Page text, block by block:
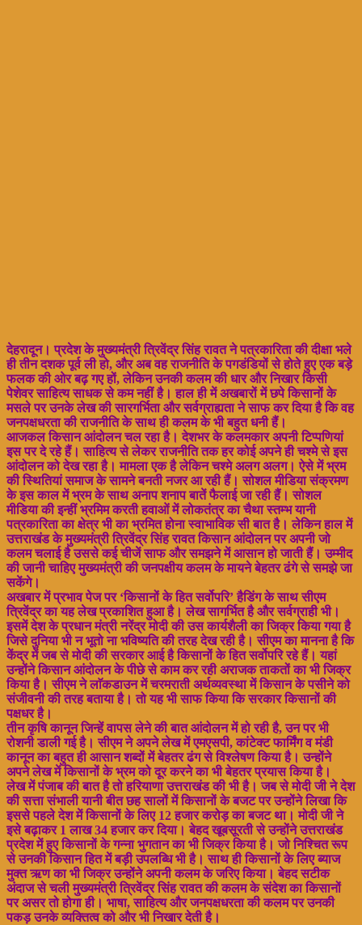
देहरादून। प्रदेश के मुख्यमंत्री त्रिवेंद्र सिंह रावत ने पत्रकारिता की दीक्षा भले
ही तीन दशक पूर्व ली हो, और अब वह राजनीति के पगडंडियों से होते हुए एक बड़े
फलक की ओर बढ़ गए हों, लेकिन उनकी कलम की धार और निखार किसी
पेशेवर साहित्य साधक से कम नहीं है। हाल ही में अखबारों में छपे किसानों के
मसले पर उनके लेख की सारगर्भिता और सर्वग्राह्यता ने साफ कर दिया है कि वह
जनपक्षधरता की राजनीति के साथ ही कलम के भी बहुत धनी हैं।
आजकल किसान आंदोलन चल रहा है। देशभर के कलमकार अपनी टिप्पणियां
इस पर दे रहे हैं। साहित्य से लेकर राजनीति तक हर कोई अपने ही चश्मे से इस
आंदोलन को देख रहा है। मामला एक है लेकिन चश्मे अलग अलग। ऐसे में भ्रम
की स्थितियां समाज के सामने बनती नजर आ रही हैं। सोशल मीडिया संक्रमण
के इस काल में भ्रम के साथ अनाप शनाप बातें फैलाई जा रही हैं। सोशल
मीडिया की इन्हीं भ्रमिम करती हवाओं में लोकतंत्र का चैथा स्तम्भ यानी
पत्रकारिता का क्षेत्र भी का भ्रमित होना स्वाभाविक सी बात है। लेकिन हाल में
उत्तराखंड के मुख्यमंत्री त्रिवेंद्र सिंह रावत किसान आंदोलन पर अपनी जो
कलम चलाई है उससे कई चीजें साफ और समझने में आसान हो जाती हैं। उम्मीद
की जानी चाहिए मुख्यमंत्री की जनपक्षीय कलम के मायने बेहतर ढंगे से समझे जा
सकेंगे।
अखबार में प्रभाव पेज पर ‘किसानों के हित सर्वोपरि’ हैडिंग के साथ सीएम
त्रिवेंद्र का यह लेख प्रकाशित हुआ है। लेख सागर्भित है और सर्वग्राही भी।
इसमें देश के प्रधान मंत्री नरेंद्र मोदी की उस कार्यशैली का जिक्र किया गया है
जिसे दुनिया भी न भूतो ना भविष्यति की तरह देख रही है। सीएम का मानना है कि
केंद्र में जब से मोदी की सरकार आई है किसानों के हित सर्वोपरि रहे हैं। यहां
उन्होंने किसान आंदोलन के पीछे से काम कर रही अराजक ताकतों का भी जिक्र
किया है। सीएम ने लाॅकडाउन में चरमराती अर्थव्यवस्था में किसान के पसीने को
संजीवनी की तरह बताया है। तो यह भी साफ किया कि सरकार किसानों की
पक्षधर है।
तीन कृषि कानून जिन्हें वापस लेने की बात आंदोलन में हो रही है, उन पर भी
रोशनी डाली गई है। सीएम ने अपने लेख में एमएसपी, कांटेक्ट फार्मिंग व मंडी
कानून का बहुत ही आसान शब्दों में बेहतर ढंग से विश्लेषण किया है। उन्होंने
अपने लेख में किसानों के भ्रम को दूर करने का भी बेहतर प्रयास किया है।
लेख में पंजाब की बात है तो हरियाणा उत्तराखंड की भी है। जब से मोदी जी ने देश
की सत्ता संभाली यानी बीत छह सालों में किसानों के बजट पर उन्होंने लिखा कि
इससे पहले देश में किसानों के लिए 12 हजार करोड़ का बजट था। मोदी जी ने
इसे बढ़ाकर 1 लाख 34 हजार कर दिया। बेहद खूबसूरती से उन्होंने उत्तराखंड
प्रदेश में हुए किसानों के गन्ना भुगतान का भी जिक्र किया है। जो निश्चित रूप
से उनकी किसान हित में बड़ी उपलब्धि भी है। साथ ही किसानों के लिए ब्याज
मुक्त ऋण का भी जिक्र उन्होंने अपनी कलम के जरिए किया।बेहद सटीक
अंदाज से चली मुख्यमंत्री त्रिवेंद्र सिंह रावत की कलम के संदेश का किसानों
पर असर तो होगा ही। भाषा, साहित्य और जनपक्षधरता की कलम पर उनकी
पकड़ उनके व्यक्तित्व को और भी निखार देती है।